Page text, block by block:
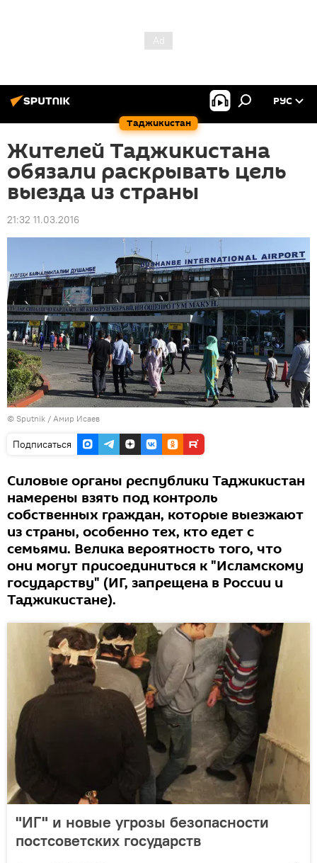
Таджикистан
РУС
Жителей Таджикистана
обязали раскрывать цель
выезда из страны
21:32 11.03.2016
© Sputnik / Амир Исаев
Подписаться
Силовые органы республики Таджикистан
намерены взять под контроль
собственных граждан, которые выезжают
из страны, особенно тех, кто едет с
семьями. Велика вероятность того, что
они могут присоединиться к "Исламскому
государству" (ИГ, запрещена в России и
Таджикистане).
"ИГ" и новые угрозы безопасности
постсоветских государств